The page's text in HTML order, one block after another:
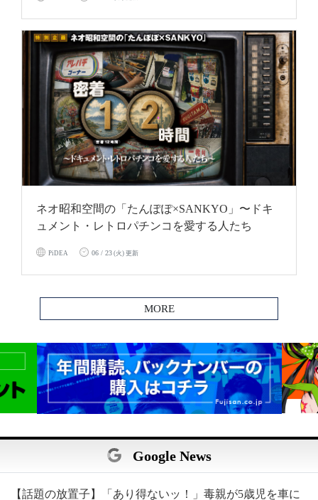
ネオ昭和空間の「たんぽぽ×SANKYO」〜ドキ
ュメント・レトロパチンコを愛する人たち
PiDEA 06 / 23 (火) 更新
MORE
Google News
【話題の放置子】「あり得ないッ！」毒親が5歳児を車に